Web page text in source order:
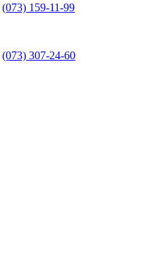
(073) 159-11-99
(073) 307-24-60